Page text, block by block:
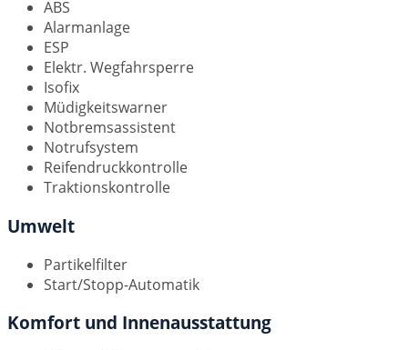
ABS
Alarmanlage
ESP
Elektr. Wegfahrsperre
Isofix
Müdigkeitswarner
Notbremsassistent
Notrufsystem
Reifendruckkontrolle
Traktionskontrolle
Umwelt
Partikelfilter
Start/Stopp-Automatik
Komfort und Innenausstattung